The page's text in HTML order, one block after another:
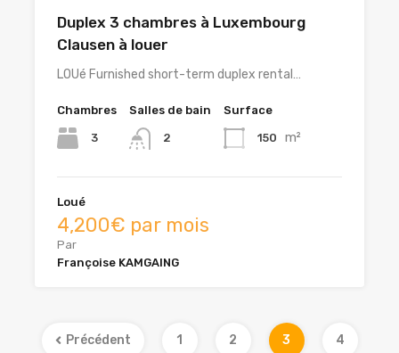
Duplex 3 chambres à Luxembourg
Clausen à louer
LOUé Furnished short-term duplex rental…
Chambres
3
Salles de bain
2
Surface
150 m²
Loué
4,200€ par mois
Par
Françoise KAMGAING
Précédent 1 2 3 4